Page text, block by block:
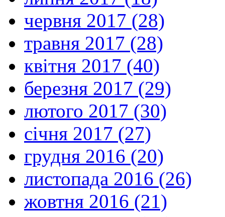
червня 2017 (28)
травня 2017 (28)
квітня 2017 (40)
березня 2017 (29)
лютого 2017 (30)
січня 2017 (27)
грудня 2016 (20)
листопада 2016 (26)
жовтня 2016 (21)